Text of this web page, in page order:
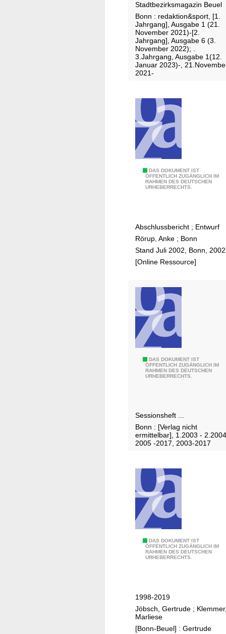
e
m
ä
n
n
c
Stadtbezirksmagazin Beuel
Bonn : redaktion&sport, [1.
Jahrgang], Ausgabe 1 (21.
November 2021)-[2.
Jahrgang], Ausgabe 6 (3.
November 2022); .
3.Jahrgang, Ausgabe 1(12.
Januar 2023)-,
2021-
DAS DOKUMENT IST
ÖFFENTLICH ZUGÄNGLICH IM
RAHMEN DES DEUTSCHEN
URHEBERRECHTS.
r
i
e
r
e
H
n
d
k
o
n
t
B
e
u
t
t
e
Abschlussbericht ; Entwurf
Rörup, Anke ; Bonn
Stand Juli 2002, Bonn, 2002
[Online Ressource]
DAS DOKUMENT IST
ÖFFENTLICH ZUGÄNGLICH IM
RAHMEN DES DEUTSCHEN
URHEBERRECHTS.
W
f
a
s
e
o
e
u
e
l
Sessionsheft ...
Bonn : [Verlag nicht
ermittelbar], 1.2003 -
2005 -2017, 2003-2017
DAS DOKUMENT IST
ÖFFENTLICH ZUGÄNGLICH IM
RAHMEN DES DEUTSCHEN
URHEBERRECHTS.
l
B
e
1998-2019
Jöbsch, Gertrude ;
Marliese
[Bonn-Beuel] : Gertrude